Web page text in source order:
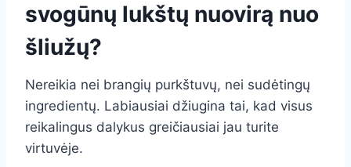
svogūnų lukštų nuovirą nuo
šliužų?
Nereikia nei brangių purkštuvų, nei sudėtingų
ingredientų. Labiausiai džiugina tai, kad visus
reikalingus dalykus greičiausiai jau turite
virtuvėje.